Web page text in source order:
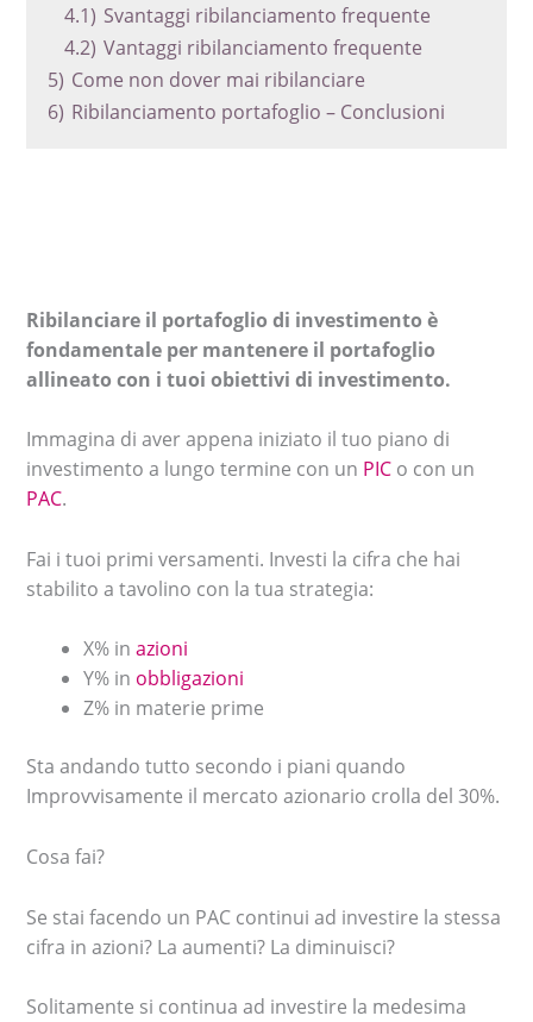
4.1) Svantaggi ribilanciamento frequente
4.2) Vantaggi ribilanciamento frequente
5) Come non dover mai ribilanciare
6) Ribilanciamento portafoglio – Conclusioni
Ribilanciare il portafoglio di investimento è
fondamentale per mantenere il portafoglio
allineato con i tuoi obiettivi di investimento.
Immagina di aver appena iniziato il tuo piano di
investimento a lungo termine con un PIC o con un
PAC.
Fai i tuoi primi versamenti. Investi la cifra che hai
stabilito a tavolino con la tua strategia:
X% inazioni
Y% in obbligazioni
Z% in materie prime
Sta andando tutto secondo i piani quando
Improvvisamente il mercato azionario crolla del 30%.
Cosa fai?
Se stai facendo un PAC continui ad investire la stessa
cifra in azioni? La aumenti? La diminuisci?
Solitamente si continua ad investire la medesima